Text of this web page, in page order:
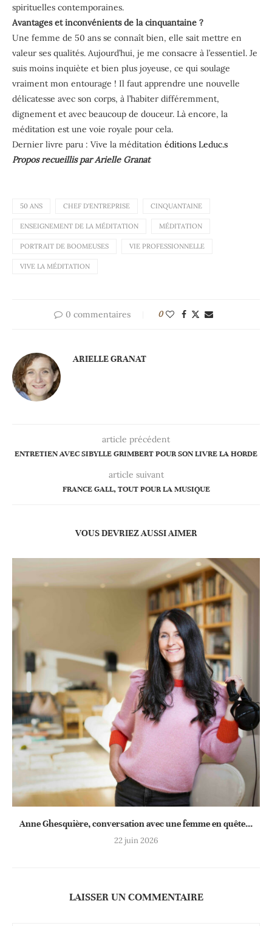
spirituelles contemporaines.
Avantages et inconvénients de la cinquantaine ?
Une femme de 50 ans se connaît bien, elle sait mettre en
valeur ses qualités. Aujourd’hui, je me consacre à l’essentiel. Je
suis moins inquiète et bien plus joyeuse, ce qui soulage
vraiment mon entourage ! Il faut apprendre une nouvelle
délicatesse avec son corps, à l’habiter différemment,
dignement et avec beaucoup de douceur. Là encore, la
méditation est une voie royale pour cela.
Dernier livre paru : Vive la méditation éditions Leduc.s
Propos recueillis par Arielle Granat
50 ANS CHEF D'ENTREPRISE CINQUANTAINE
ENSEIGNEMENT DE LA MÉDITATION MÉDITATION
PORTRAIT DE BOOMEUSES VIE PROFESSIONNELLE
VIVE LA MÉDITATION
0 commentaires 0
ARIELLE GRANAT
article précédent
ENTRETIEN AVEC SIBYLLE GRIMBERT POUR SON LIVRE LA HORDE
article suivant
FRANCE GALL, TOUT POUR LA MUSIQUE
VOUS DEVRIEZ AUSSI AIMER
Anne Ghesquière, conversation avec une femme en quête...
22 juin 2026
LAISSER UN COMMENTAIRE